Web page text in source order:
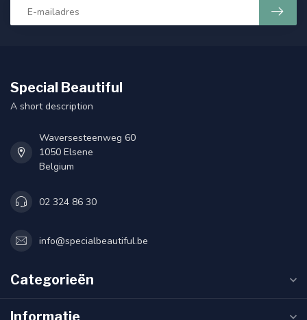
Special Beautiful
A short description
Waversesteenweg 60
1050 Elsene
Belgium
02 324 86 30
info@specialbeautiful.be
Categorieën
Informatie